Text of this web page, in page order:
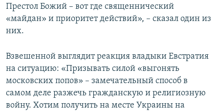
Престол Божий –​ вот где священнический
«майдан» и приоритет действий», – сказал один из
них.
Взвешенной выглядит реакция владыки Евстратия
на ситуацию: «Призывать силой «выгонять
московских попов» –​ замечательный способ в
самом деле разжечь гражданскую и религиозную
войну. Хотим получить на месте Украины на